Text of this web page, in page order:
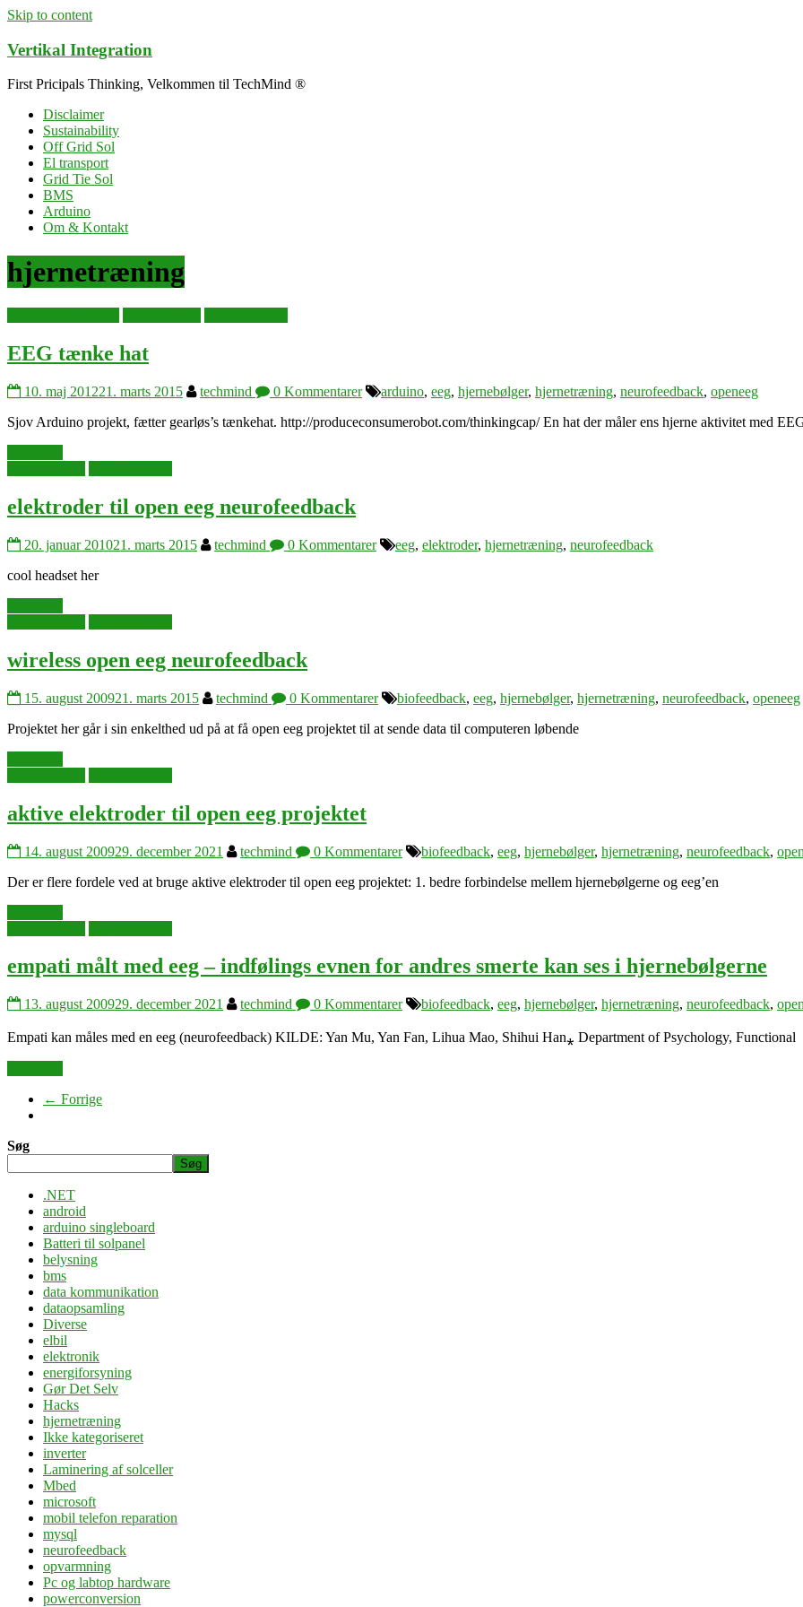
Skip to content
Vertikal Integration
First Pricipals Thinking, Velkommen til TechMind ®
Disclaimer
Sustainability
Off Grid Sol
El transport
Grid Tie Sol
BMS
Arduino
Om & Kontakt
hjernetræning
EEG tænke hat
10. maj 201221. marts 2015 techmind 0 Kommentarer arduino, eeg, hjernebølger, hjernetræning, neurofeedback, openeeg
Sjov Arduino projekt, fætter gearløs’s tænkehat. http://produceconsumerobot.com/thinkingcap/ En hat der måler ens hjerne aktivitet med
elektroder til open eeg neurofeedback
20. januar 201021. marts 2015 techmind 0 Kommentarer eeg, elektroder, hjernetræning, neurofeedback
cool headset her
wireless open eeg neurofeedback
15. august 200921. marts 2015 techmind 0 Kommentarer biofeedback, eeg, hjernebølger, hjernetræning, neurofeedback, openeeg
Projektet her går i sin enkelthed ud på at få open eeg projektet til at sende data til computeren løbende
aktive elektroder til open eeg projektet
14. august 200929. december 2021 techmind 0 Kommentarer biofeedback, eeg, hjernebølger, hjernetræning, neurofeedback,
Der er flere fordele ved at bruge aktive elektroder til open eeg projektet: 1. bedre forbindelse mellem hjernebølgerne og eeg’en
empati målt med eeg – indfølings evnen for andres smerte kan ses i hjernebølgerne
13. august 200929. december 2021 techmind 0 Kommentarer biofeedback, eeg, hjernebølger, hjernetræning, neurofeedback,
Empati kan måles med en eeg (neurofeedback) KILDE: Yan Mu, Yan Fan, Lihua Mao, Shihui Han⁎ Department of Psychology, Functional
← Forrige
Søg
Søg
.NET
android
arduino singleboard
Batteri til solpanel
belysning
bms
data kommunikation
dataopsamling
Diverse
elbil
elektronik
energiforsyning
Gør Det Selv
Hacks
hjernetræning
Ikke kategoriseret
inverter
Laminering af solceller
Mbed
microsoft
mobil telefon reparation
mysql
neurofeedback
opvarmning
Pc og labtop hardware
powerconversion